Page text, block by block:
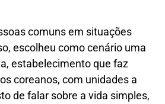
comuns em situações
escolheu como cenário uma
estabelecimento que faz
coreanos, com unidades a
de falar sobre a vida simples,